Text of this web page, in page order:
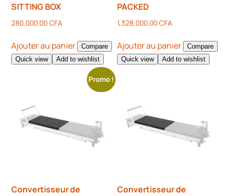
SITTING BOX
280,000.00CFA
Ajouter au panier
Compare
Quick view
Add to wishlist
PACKED
1,328,000.00CFA
Ajouter au panier
Compare
Quick view
Add to wishlist
Promo !
Convertisseur de Convertisseur de